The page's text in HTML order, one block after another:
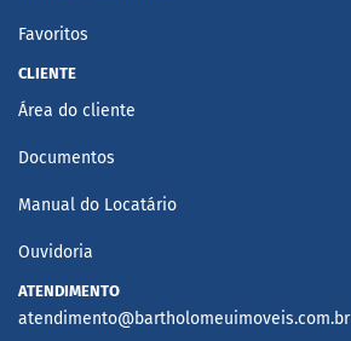
Favoritos
CLIENTE
Área do cliente
Documentos
Manual do Locatário
Ouvidoria
ATENDIMENTO
atendimento@bartholomeuimoveis.com.br